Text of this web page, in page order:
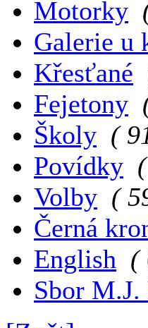
Motorky
Galerie u
Křesťané
Fejetony
Školy (
Povídky
Volby (
Černá
English (
Sbor M.J.